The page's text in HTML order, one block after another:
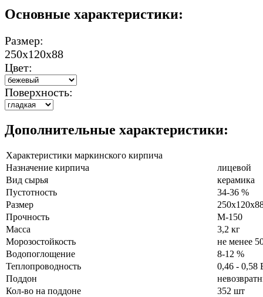
Основные характеристики:
Размер:
250х120х88
Цвет:
Поверхность:
Дополнительные характеристики:
Характеристики маркинского кирпича
Назначение кирпича
лицевой
Вид сырья
керамика
Пустотность
34-36 %
Размер
Прочность
М-150
Масса
3,2 кг
Морозостойкость
не менее
Водопоглощение
8-12 %
Теплопроводность
0,46 - 0,58
Поддон
Кол-во на поддоне
352 шт